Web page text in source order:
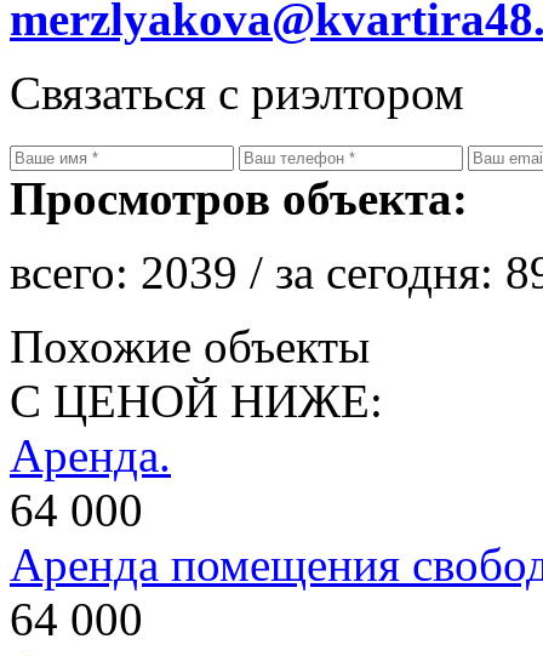
Связаться с риэлтором
Просмотров объекта:
всего: 2039 / за сегодня:
Похожие объекты
С ЦЕНОЙ НИЖЕ:
Аренда.
64 000
Аренда помещения
64 000